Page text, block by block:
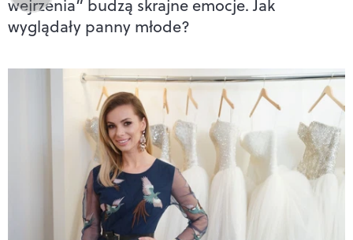
wejrzenia” budzą skrajne emocje. Jak
wyglądały panny młode?